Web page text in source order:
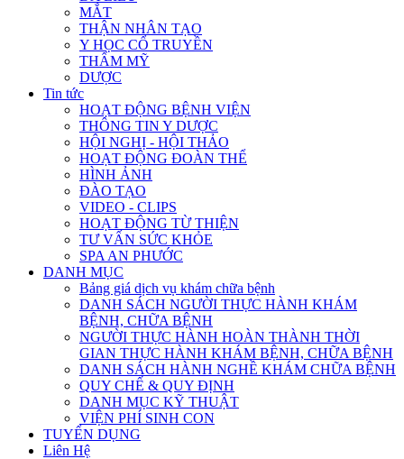
MẮT
THẬN NHÂN TẠO
Y HỌC CỔ TRUYỀN
THẨM MỸ
DƯỢC
Tin tức
HOẠT ĐỘNG BỆNH VIỆN
THÔNG TIN Y DƯỢC
HỘI NGHỊ - HỘI THẢO
HOẠT ĐỘNG ĐOÀN THỂ
HÌNH ẢNH
ĐÀO TẠO
VIDEO - CLIPS
HOẠT ĐỘNG TỪ THIỆN
TƯ VẤN SỨC KHỎE
SPA AN PHƯỚC
DANH MỤC
Bảng giá dịch vụ khám chữa bệnh
DANH SÁCH NGƯỜI THỰC HÀNH KHÁM
BỆNH, CHỮA BỆNH
NGƯỜI THỰC HÀNH HOÀN THÀNH THỜI
GIAN THỰC HÀNH KHÁM BỆNH, CHỮA BỆNH
DANH SÁCH HÀNH NGHỀ KHÁM CHỮA BỆNH
QUY CHẾ & QUY ĐỊNH
DANH MỤC KỸ THUẬT
VIỆN PHÍ SINH CON
TUYỂN DỤNG
Liên Hệ